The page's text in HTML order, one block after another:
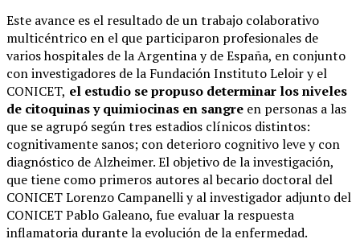
Este avance es el resultado de un trabajo colaborativo
multicéntrico en el que participaron profesionales de
varios hospitales de la Argentina y de España, en conjunto
con investigadores de la Fundación Instituto Leloir y el
CONICET, el estudio se propuso determinar los niveles
de citoquinas y quimiocinas en sangre en personas a las
que se agrupó según tres estadios clínicos distintos:
cognitivamente sanos; con deterioro cognitivo leve y con
diagnóstico de Alzheimer. El objetivo de la investigación,
que tiene como primeros autores al becario doctoral del
CONICET Lorenzo Campanelli y al investigador adjunto del
CONICET Pablo Galeano, fue evaluar la respuesta
inflamatoria durante la evolución de la enfermedad.